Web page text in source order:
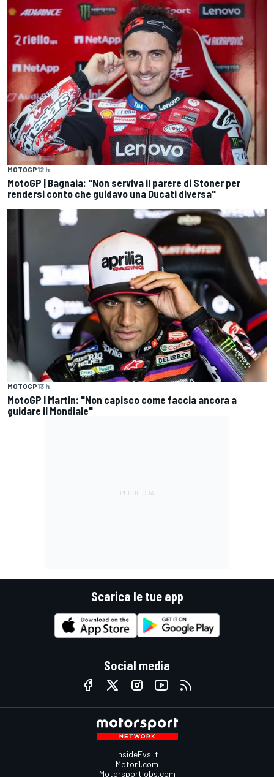
MOTOGP12 h
MotoGP | Bagnaia: "Non serviva il parere di Stoner per
rendersi conto che guidavo una Ducati diversa"
MOTOGP13 h
MotoGP | Martin: "Non capisco come faccia ancora a
guidare il Mondiale"
Scarica le tue app
Social media
InsideEvs.it
Motor1.com
Motorsportjobs.com